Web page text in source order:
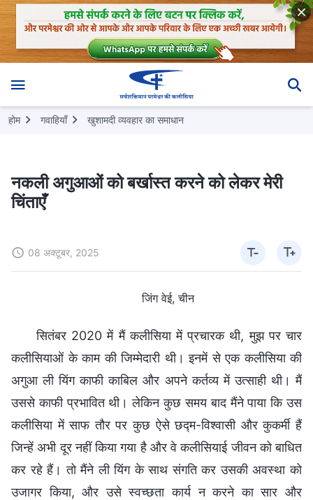
होम गवाहियाँ खुशामदी व्यवहार का समाधान
नकली अगुआओं को बर्खास्त करने को लेकर मेरी
चिंताएँ
08 अक्टूबर, 2025
जिंग वेई, चीन
सितंबर 2020 में मैं कलीसिया में प्रचारक थी, मुझ पर चार
कलीसियाओं के काम की जिम्मेदारी थी। इनमें से एक कलीसिया की
अगुआ ली यिंग काफी काबिल और अपने कर्तव्य में उत्साही थी। मैं
उससे काफी प्रभावित थी। लेकिन कुछ समय बाद मैंने पाया कि उस
कलीसिया में साफ तौर पर कुछ ऐसे छद्म-विश्वासी और कुकर्मी हैं
जिन्हें अभी दूर नहीं किया गया है और वे कलीसियाई जीवन को बाधित
कर रहे हैं। तो मैंने ली यिंग के साथ संगति कर उसकी अवस्था को
उजागर किया, और उसे स्वच्छता कार्य न करने का सार और